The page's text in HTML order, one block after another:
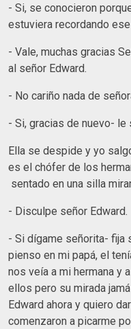
- Si, se conocieron
estuviera recordando
- Vale, muchas gracias
al señor Edward.
- No cariño nada de
- Si, gracias de nuevo- le
Ella se despide y yo
es el chófer de los
sentado en una silla
- Disculpe señor Edward.
- Si dígame señorita- fija
pienso en mi papá, el
nos veía a mi hermana y
ellos pero su mirada
Edward ahora y quiero
comenzaron a picarme